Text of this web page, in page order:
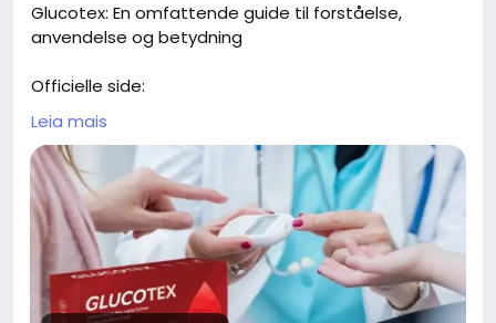
Glucotex: En omfattende guide til forståelse,
anvendelse og betydning
Officielle side:
https://www.kissnutra.com/da/glucotex-
anmeldelser/
https://scribehow.com/page/Glucotex_Kapsler_An
meldelser_Sandheden_om_Blodsukker_Glucotex_
Kapsler__ZV1oqyHmSg-Dtm0MutRglw
https://open.firstory.me/story/cmmyqs6y102o001ys1
Leia mais